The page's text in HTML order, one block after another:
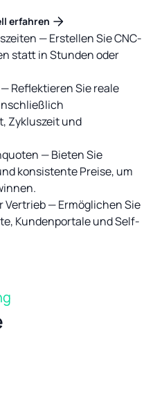
erfahren
— Erstellen Sie CNC-
statt in Stunden oder
Reflektieren Sie reale
Zykluszeit und
— Bieten Sie
konsistente Preise, um
Vertrieb — Ermöglichen Sie
Kundenportale und Self-